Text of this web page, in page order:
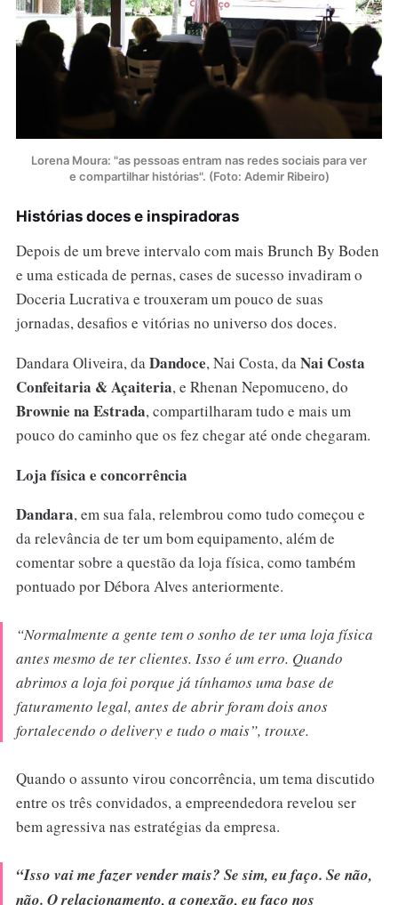
Lorena Moura: "as pessoas entram nas redes sociais para ver
e compartilhar histórias". (Foto: Ademir Ribeiro)
Histórias doces e inspiradoras
Depois de um breve intervalo com mais Brunch By Boden
e uma esticada de pernas, cases de sucesso invadiram o
Doceria Lucrativa e trouxeram um pouco de suas
jornadas, desafios e vitórias no universo dos doces.
Dandara Oliveira, daDandoce, Nai Costa, daNai Costa
Confeitaria & Açaiteria, e Rhenan Nepomuceno, do
Brownie na Estrada, compartilharam tudo e mais um
pouco do caminho que os fez chegar até onde chegaram.
Loja física e concorrência
Dandara, em sua fala, relembrou como tudo começou e
da relevância de ter um bom equipamento, além de
comentar sobre a questão da loja física, como também
pontuado por Débora Alves anteriormente.
“Normalmente a gente tem o sonho de ter uma loja física
antes mesmo de ter clientes. Isso é um erro. Quando
abrimos a loja foi porque já tínhamos uma base de
faturamento legal, antes de abrir foram dois anos
fortalecendo o delivery e tudo o mais”, trouxe.
Quando o assunto virou concorrência, um tema discutido
entre os três convidados, a empreendedora revelou ser
bem agressiva nas estratégias da empresa.
“Isso vai me fazer vender mais? Se sim, eu faço. Se não,
não. O relacionamento, a conexão, eu faço nos